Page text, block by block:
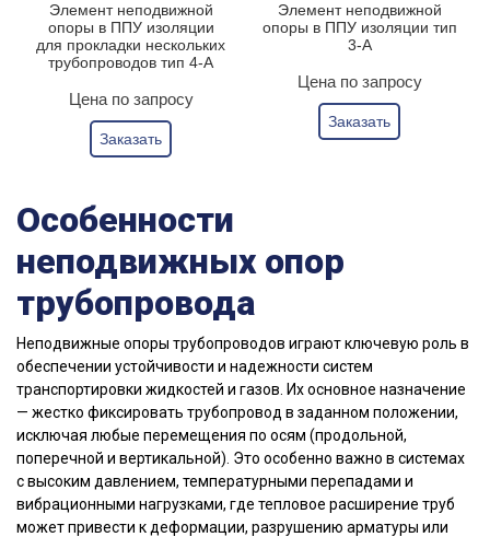
Элемент неподвижной
опоры в ППУ изоляции
для прокладки нескольких
трубопроводов тип 4-А
Цена по запросу
Заказать
Элемент неподвижной
опоры в ППУ изоляции тип
3-А
Цена по запросу
Заказать
Особенности
неподвижных опор
трубопровода
Неподвижные опоры трубопроводов играют ключевую роль в
обеспечении устойчивости и надежности систем
транспортировки жидкостей и газов. Их основное назначение
— жестко фиксировать трубопровод в заданном положении,
исключая любые перемещения по осям (продольной,
поперечной и вертикальной). Это особенно важно в системах
с высоким давлением, температурными перепадами и
вибрационными нагрузками, где тепловое расширение труб
может привести к деформации, разрушению арматуры или